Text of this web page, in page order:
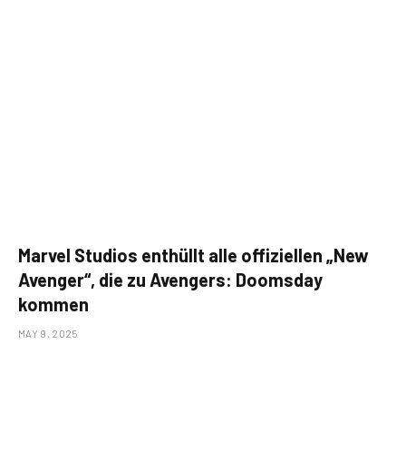
Marvel Studios enthüllt alle offiziellen „New
Avenger“, die zu Avengers: Doomsday
kommen
MAY 9, 2025